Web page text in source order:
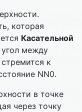
которая
Касательной
угол между
к
NN0.
в точке
через точку